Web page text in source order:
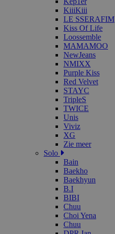
KiiiKiii
LE SSERAFIM
Kiss Of Life
Loossemble
MAMAMOO
NewJeans
NMIXX
Purple Kiss
Red Velvet
STAYC
TripleS
TWICE
Unis
Viviz
XG
Zie meer
Solo
Bain
Baekho
Baekhyun
B.I
BIBI
Chuu
Choi Yena
Chuu